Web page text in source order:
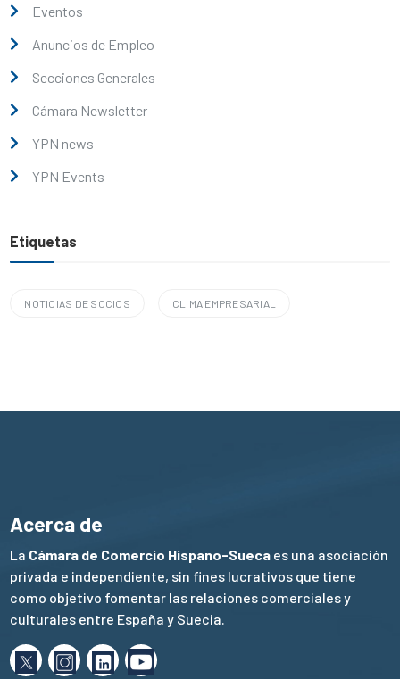
Eventos
Anuncios de Empleo
Secciones Generales
Cámara Newsletter
YPN news
YPN Events
Etiquetas
NOTICIAS DE SOCIOS CLIMA EMPRESARIAL
Acerca de
La Cámara de Comercio Hispano-Sueca es una asociación
privada e independiente, sin fines lucrativos que tiene
como objetivo fomentar las relaciones comerciales y
culturales entre España y Suecia.